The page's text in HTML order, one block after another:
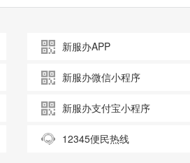
新服办APP
新服办微信小程序
新服办支付宝小程序
12345便民热线